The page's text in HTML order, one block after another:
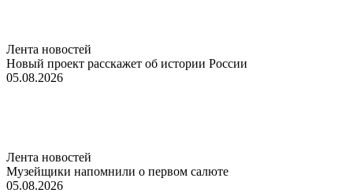
Лента новостей
Новый проект расскажет об истории России
05.08.2026
Лента новостей
Музейщики напомнили о первом салюте
05.08.2026